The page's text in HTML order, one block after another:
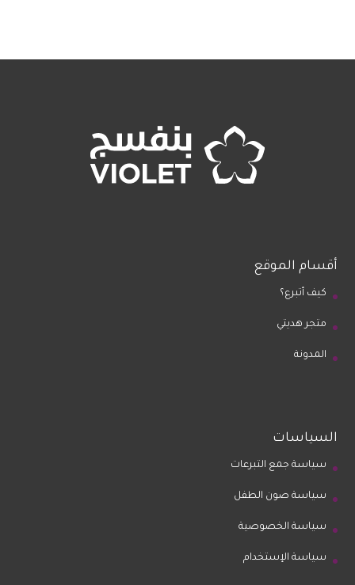
أقسام الموقع
كيف أتبرع؟
متجر هديتي
المدونة
السياسات
سياسة جمع التبرعات
سياسة صون الطفل
سياسة الخصوصية
سياسة الإستخدام